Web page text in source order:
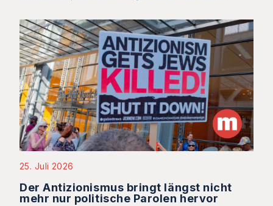
25. Juli 2026
Der Antizionismus bringt längst nicht
mehr nur politische Parolen hervor